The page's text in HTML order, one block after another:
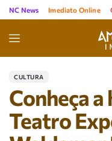
NC News Imediato Online
CULTURA
Conheça
Teatro